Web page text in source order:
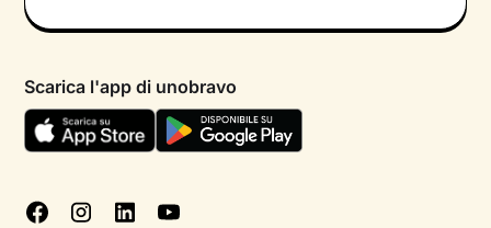
Psicologo in chat
Aiuto urgente
FAQ
Termini e condizioni
Informativa Privacy
Cookie policy
Scarica l'app di unobravo